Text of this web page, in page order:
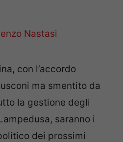
Nastasi
con l’accordo
ma smentito da
la gestione degli
saranno i
dei prossimi